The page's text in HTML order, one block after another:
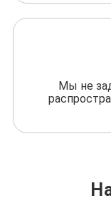
Мы не